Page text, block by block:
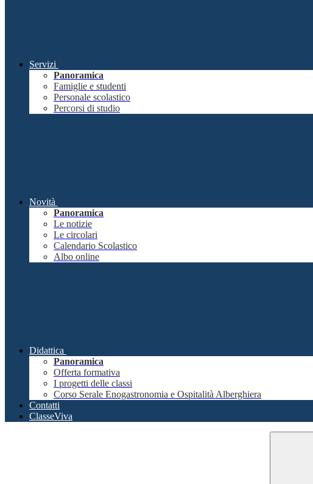
Servizi
Panoramica
Famiglie e studenti
Personale scolastico
Percorsi di studio
Novità
Panoramica
Le notizie
Le circolari
Calendario Scolastico
Albo online
Didattica
Panoramica
Offerta formativa
I progetti delle classi
Corso Serale Enogastronomia e Ospitalità Alberghiera
Contatti
ClasseViva